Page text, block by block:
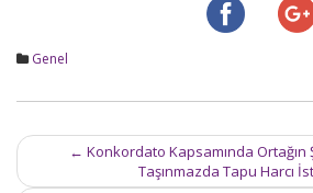
Genel
Post
navigation
← Konkordato Kapsamında Ortağın
Taşınmazda Tapu Harcı